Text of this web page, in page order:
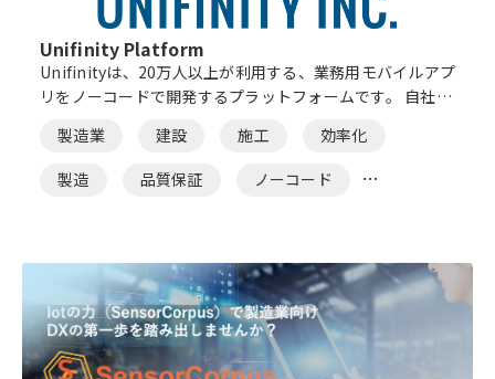
Unifinity Platform
Unifinityは、20万人以上が利用する、業務用モバイルアプ
リをノーコードで開発するプラットフォームです。 自社の
単に開発・配信・運用できるプラットフォームを提供しま
す。
製造業 建設 施工
効率化
製造
品質保証
ノーコード